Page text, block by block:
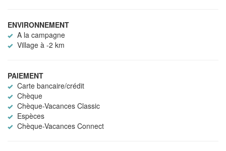
ENVIRONNEMENT
A la campagne
Village à -2 km
PAIEMENT
Carte bancaire/crédit
Chèque
Chèque-Vacances Classic
Espèces
Chèque-Vacances Connect